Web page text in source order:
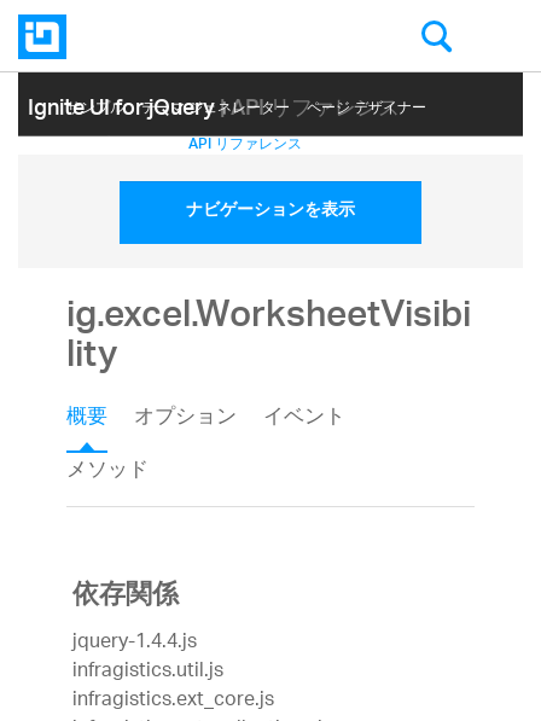
Ignite UI for jQuery| API リファレンス
サンプル テーマ ジェネレーター ページ デザイナー
ヘルプ トピック API リファレンス
ナビゲーションを表示
ig.excel.WorksheetVisibi
lity
概要 オプション
イベント
メソッド
依存関係
jquery-1.4.4.js
infragistics.util.js
infragistics.ext_core.js